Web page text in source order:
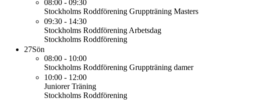
08:00 - 09:30
Stockholms Roddförening Gruppträning Masters
09:30 - 14:30
Stockholms Roddförening Arbetsdag
Stockholms Roddförening
27Sön
08:00 - 10:00
Stockholms Roddförening Gruppträning damer
10:00 - 12:00
Juniorer Träning
Stockholms Roddförening